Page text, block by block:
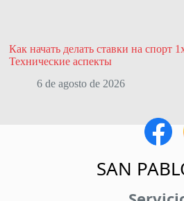
Как начать делать ставки на спорт
Технические аспекты
6 de agosto de 2026
SAN